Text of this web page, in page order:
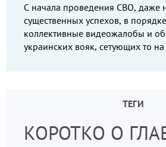
С начала проведения СВО, даже
существенных успехов, в
коллективные видеожалобы и
украинских вояк, сетующих то
ТЕГИ
КОРОТКО О